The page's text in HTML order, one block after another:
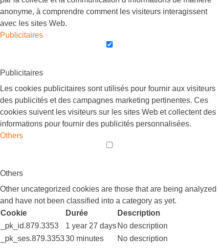
anonyme, à comprendre comment les visiteurs interagissent
avec les sites Web.
Publicitaires
Publicitaires
Les cookies publicitaires sont utilisés pour fournir aux visiteurs
des publicités et des campagnes marketing pertinentes. Ces
cookies suivent les visiteurs sur les sites Web et collectent des
informations pour fournir des publicités personnalisées.
Others
Others
Other uncategorized cookies are those that are being analyzed
and have not been classified into a category as yet.
Cookie
Durée
Description
_pk_id.879.3353
1 year 27 days No description
_pk_ses.879.335330 minutes
No description